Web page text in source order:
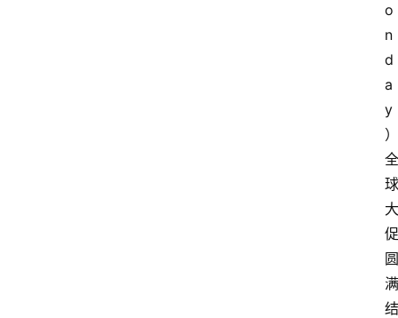
o
n
d
a
y
）
全
球
大
促
圆
满
结